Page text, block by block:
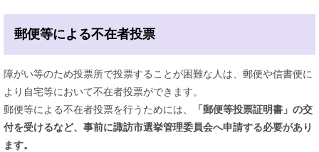
郵便等による不在者投票
障がい等のため投票所で投票することが困難な人は、郵便や信書便に
より自宅等において不在者投票ができます。
郵便等による不在者投票を行うためには、
「郵便等投票証明書」の交
付を受けるなど、事前に諏訪市選挙管理委員会へ申請する必要があり
ます。